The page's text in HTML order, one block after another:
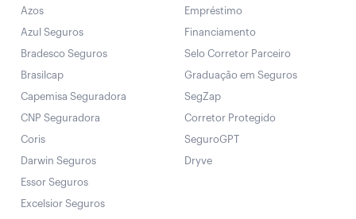
Azos
Azul Seguros
Bradesco Seguros
Brasilcap
Capemisa Seguradora
CNP Seguradora
Coris
Darwin Seguros
Essor Seguros
Excelsior Seguros
Empréstimo
Financiamento
Selo Corretor Parceiro
Graduação em Seguros
SegZap
Corretor Protegido
SeguroGPT
Dryve